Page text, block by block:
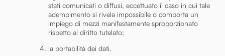
stati comunicati o diffusi, eccettuato il caso in cui tale
adempimento si rivela impossibile o comporta un
impiego di mezzi manifestamente sproporzionato
rispetto al diritto tutelato;
la portabilità dei dati.